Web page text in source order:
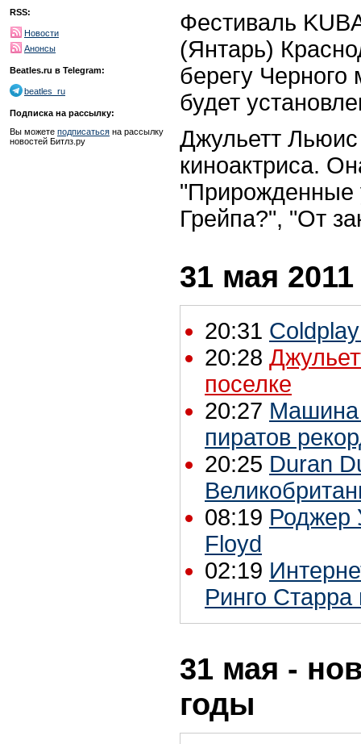
RSS:
Новости
Анонсы
Beatles.ru в Telegram:
beatles_ru
Подписка на рассылку:
Вы можете подписаться на рассылку
новостей Битлз.ру
Фестиваль
(Янтарь)
берегу
будет
Джульетт Льюис
киноактриса.
"Прирожденные
Грейпа?", "От
31 мая
20:31
20:28
поселке
20:27 Машина
пиратов
20:25 Duran
08:19 Роджер
Floyd
02:19
Ринго Старра
31 мая -
годы